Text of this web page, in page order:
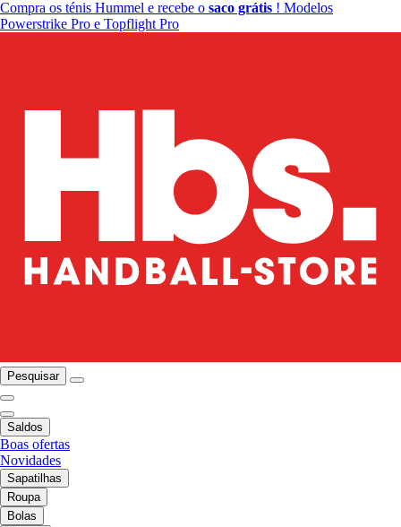
Compra os ténis Hummel e recebe o saco grátis ! Modelos
Powerstrike Pro e Topflight Pro
Pesquisar
Saldos
Boas ofertas
Novidades
Sapatilhas
Roupa
Bolas